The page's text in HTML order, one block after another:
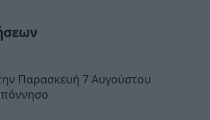
Παρασκευή 7 Αυγούστου